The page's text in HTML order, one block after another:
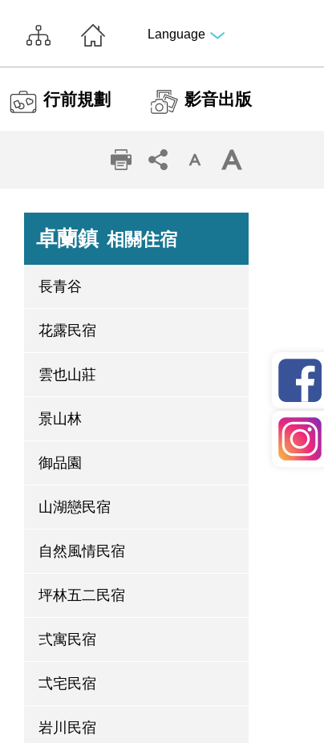
Language
行前規劃 影音出版
卓蘭鎮 相關住宿
長青谷
花露民宿
雲也山莊
景山林
御品園
山湖戀民宿
自然風情民宿
坪林五二民宿
弍寓民宿
弌宅民宿
岩川民宿